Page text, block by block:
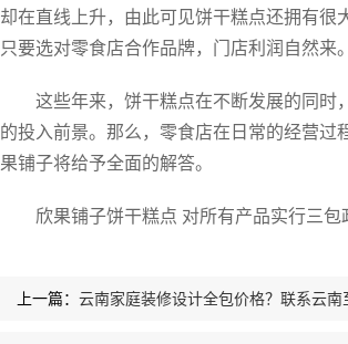
却在直线上升，由此可见饼干糕点还拥有很
只要选对零食店合作品牌，门店利润自然来。
这些年来，饼干糕点在不断发展的同时
的投入前景。那么，零食店在日常的经营
果铺子将给予全面的解答。
欣果铺子饼干糕点 对所有产品实行三包
上一篇： 云南家庭装修设计全包价格？联系云南